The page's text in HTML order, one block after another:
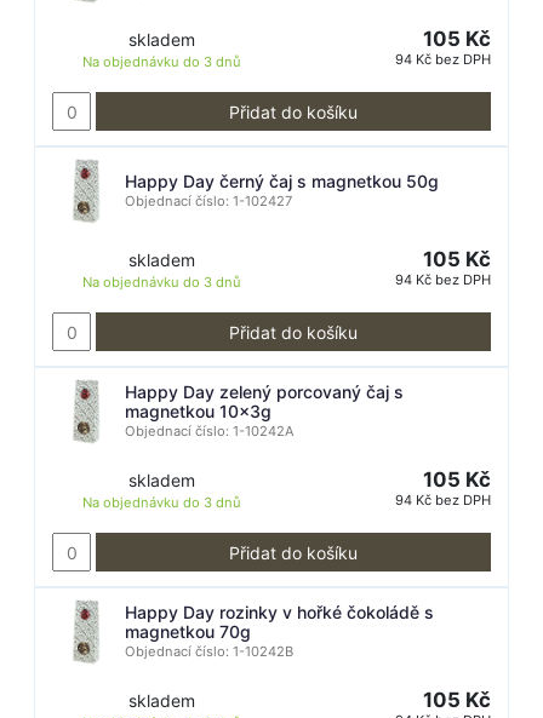
skladem
Na objednávku do 3 dnů
105 Kč
94 Kč bez DPH
Přidat do košíku
Happy Day černý čaj s magnetkou 50g
Objednací číslo: 1-102427
skladem
Na objednávku do 3 dnů
105 Kč
94 Kč bez DPH
Přidat do košíku
Happy Day zelený porcovaný čaj s
magnetkou 10x3g
Objednací číslo: 1-10242A
skladem
Na objednávku do 3 dnů
105 Kč
94 Kč bez DPH
Přidat do košíku
Happy Day rozinky v hořké čokoládě s
magnetkou 70g
Objednací číslo: 1-10242B
skladem 105 Kč